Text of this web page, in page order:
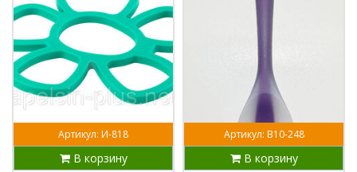
Артикул: И-818
В корзину
Артикул: В10-248
В корзину